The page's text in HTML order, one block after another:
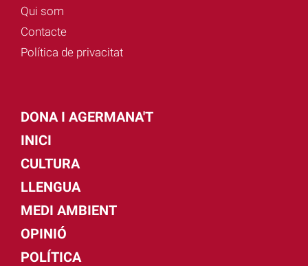
Qui som
Contacte
Política de privacitat
DONA I AGERMANA'T
INICI
CULTURA
LLENGUA
MEDI AMBIENT
OPINIÓ
POLÍTICA